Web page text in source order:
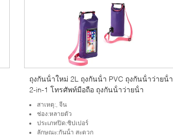
ถุงกันน้ําใหม่ 2L ถุงกันน้ํา PVC ถุงกันน้ําว่ายน้ํา
2-in-1 โทรศัพท์มือถือ ถุงกันน้ําว่ายน้ํา
สาเหตุ:, จีน
ช่อง:หลายตัว
ประเภทปิด:ซิปเปอร์
ลักษณะ:กันน้ํา สะดวก